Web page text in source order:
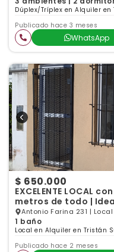
Dúplex/Tríplex en Alquiler en
Publicado hace 3 meses
WhatsApp
$ 650.000
EXCELENTE LOCAL
metros de todo |
Antonio Farina 231 | Local
1 baño
Local en Alquiler en Tristán
Publicado hace 2 meses